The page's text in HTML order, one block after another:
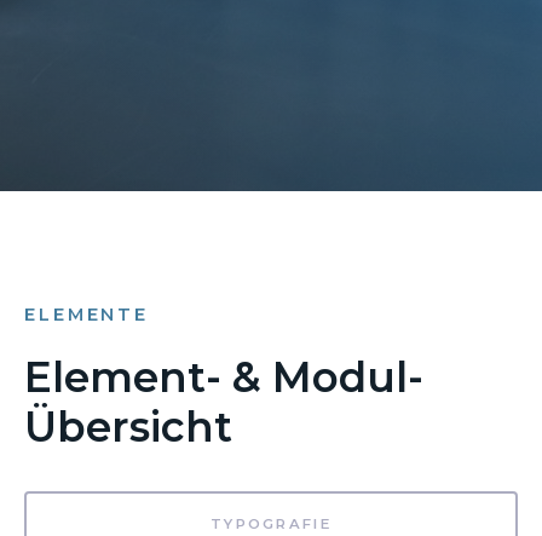
ELEMENTE
Element- & Modul-
Übersicht
TYPOGRAFIE